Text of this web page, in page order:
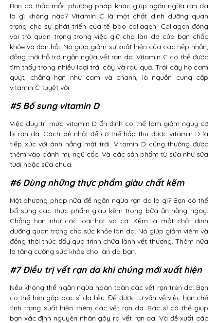
Bạn có thắc mắc phương pháp khác giúp ngăn ngừa rạn da
là gì không nào? Vitamin C là một chất dinh dưỡng quan
trọng cho sự phát triển của tế bào collagen. Collagen đóng
vai trò quan trọng trong việc giữ cho làn da của bạn chắc
khỏe và đàn hồi. Nó giúp giảm sự xuất hiện của các nếp nhăn,
đồng thời hỗ trợ ngăn ngừa vết rạn da. Vitamin C có thể được
tìm thấy trong nhiều loại trái cây và rau quả. Trái cây họ cam
quýt, chẳng hạn như cam và chanh, là nguồn cung cấp
vitamin C tuyệt vời.
#5 Bổ sung vitamin D
Việc duy trì mức vitamin D ổn định có thể làm giảm nguy cơ
bị rạn da. Cách dễ nhất để cơ thể hấp thụ được vitamin D là
tiếp xúc với ánh nắng mặt trời. Vitamin D cũng thường được
thêm vào bánh mì, ngũ cốc. Và các sản phẩm từ sữa như sữa
tươi hoặc sữa chua.
#6 Dùng những thực phẩm giàu chất kẽm
Một phương pháp nữa để ngăn ngừa rạn da là gì? Bạn có thể
bổ sung các thực phẩm giàu kẽm trong bữa ăn hằng ngày.
Chẳng hạn như các loại hạt và cá. Kẽm là một chất dinh
dưỡng quan trọng cho sức khỏe làn da. Nó giúp giảm viêm và
đồng thời thúc đẩy quá trình chữa lành vết thương. Thêm nữa
là tăng cường sức khỏe cho làn da bạn.
#7 Điều trị vết rạn da khi chúng mới xuất hiện
Nếu không thể ngăn ngừa hoàn toàn các vết rạn trên da. Bạn
có thể hẹn gặp bác sĩ da liễu. Để được tư vấn về việc hạn chế
tình trạng xuất hiện thêm các vết rạn da. Bác sĩ có thể giúp
bạn xác định nguyên nhân gây ra vết rạn da. Và đề xuất các